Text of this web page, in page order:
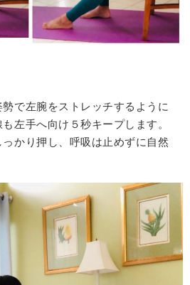
で左腕をストレッチするように
左手へ向け５秒キープします。
かり押し、呼吸は止めずに自然